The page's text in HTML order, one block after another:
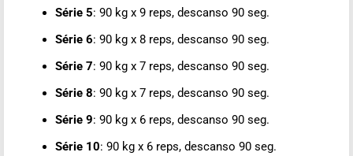
Série 5: 90 kg x 9 reps, descanso 90 seg.
Série 6: 90 kg x 8 reps, descanso 90 seg.
Série 7: 90 kg x 7 reps, descanso 90 seg.
Série 8: 90 kg x 7 reps, descanso 90 seg.
Série 9: 90 kg x 6 reps, descanso 90 seg.
Série 10: 90 kg x 6 reps, descanso 90 seg.